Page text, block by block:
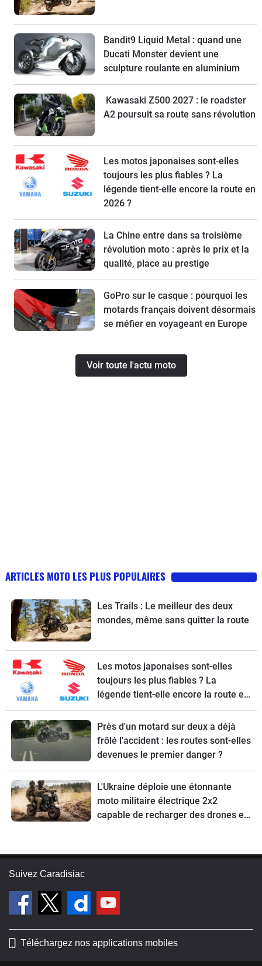
Bandit9 Liquid Metal : quand une
Ducati Monster devient une
sculpture roulante en aluminium
Kawasaki Z500 2027 : le roadster
A2 poursuit sa route sans révolution
Les motos japonaises sont-elles
toujours les plus fiables ? La
légende tient-elle encore la route en
2026 ?
La Chine entre dans sa troisième
révolution moto : après le prix et la
qualité, place au prestige
GoPro sur le casque : pourquoi les
motards français doivent désormais
se méfier en voyageant en Europe
Voir toute l'actu moto
ARTICLES MOTO LES PLUS POPULAIRES
Les Trails : Le meilleur des deux
mondes, même sans quitter la route
Les motos japonaises sont-elles
toujours les plus fiables ? La
légende tient-elle encore la route en
2026 ?
Près d'un motard sur deux a déjà
frôlé l'accident : les routes sont-elles
devenues le premier danger ?
L'Ukraine déploie une étonnante
moto militaire électrique 2x2
capable de recharger des drones en
Suivez Caradisiac
Téléchargez nos applications mobiles